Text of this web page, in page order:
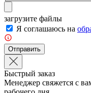
загрузите файлы
Я соглашаюсь на
Отправить
Быстрый заказ
Менеджер свяжется с